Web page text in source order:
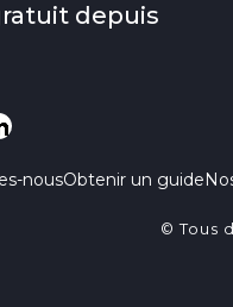
depuis
nousObtenir un guide
© Tous